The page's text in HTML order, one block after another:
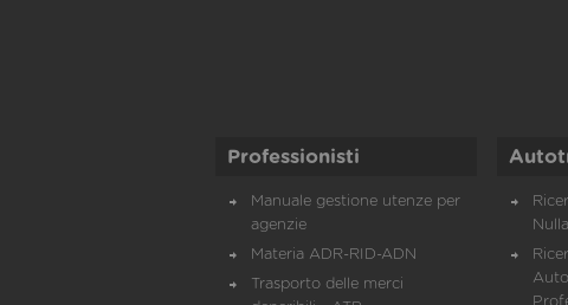
Professionisti
Manuale gestione utenze per
agenzie
Materia ADR-RID-ADN
Trasporto delle merci